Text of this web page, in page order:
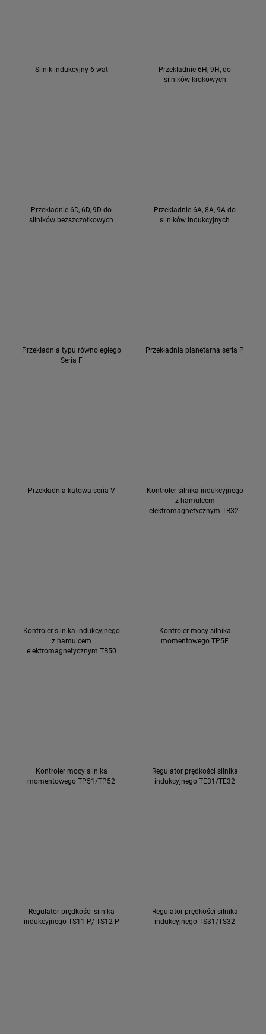
Silnik indukcyjny 6 wat
Przekładnie 6H, 9H, do
silników krokowych
Przekładnie 6D, 6D, 9D do
silników bezszczotkowych
Przekładnie 6A, 8A, 9A do
silników indukcyjnych
Przekładnia typu równoległego
Seria F
Przekładnia planetarna seria P
Przekładnia kątowa seria V
Kontroler silnika indukcyjnego
z hamulcem
elektromagnetycznym TB32-
Kontroler silnika indukcyjnego
z hamulcem
elektromagnetycznym TB50
Kontroler mocy silnika
momentowego TP5F
Kontroler mocy silnika
momentowego TP51/TP52
Regulator prędkości silnika
indukcyjnego TE31/TE32
Regulator prędkości silnika
indukcyjnego TS11-P/ TS12-P
Regulator prędkości silnika
indukcyjnego TS31/TS32